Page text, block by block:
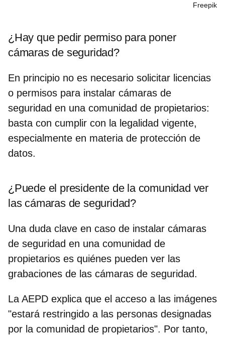
Freepik
¿Hay que pedir permiso para poner
cámaras de seguridad?
En principio no es necesario solicitar licencias
o permisos para instalar cámaras de
seguridad en una comunidad de propietarios:
basta con cumplir con la legalidad vigente,
especialmente en materia de protección de
datos.
¿Puede el presidente de la comunidad ver
las cámaras de seguridad?
Una duda clave en caso de instalar cámaras
de seguridad en una comunidad de
propietarios es quiénes pueden ver las
grabaciones de las cámaras de seguridad.
La AEPD explica que el acceso a las imágenes
"estará restringido a las personas designadas
por la comunidad de propietarios". Por tanto,